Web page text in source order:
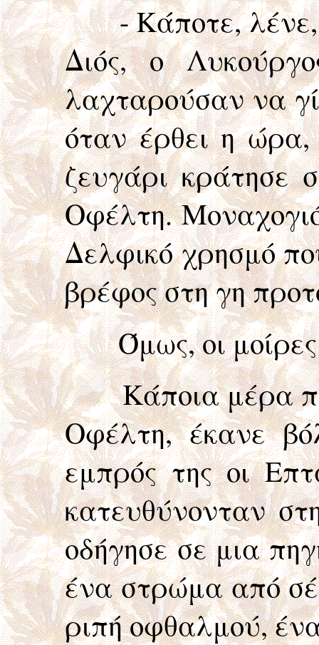
- Κάποτε, λένε,
Διός, ο
λαχταρούσαν να
όταν έρθει η ώρα,
ζευγάρι κράτησε
Οφέλτη.
Δελφικό χρησμό
βρέφος στη γη
Όμως, οι μοίρες
Κάποια μέρα που
Οφέλτη, έκανε
εμπρός της οι
κατευθύνονταν
οδήγησε σε μια
ένα στρώμα από
ριπή οφθαλμού,